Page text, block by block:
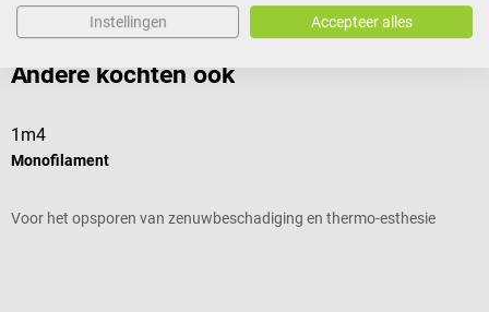
Andere kochten ook
1m4
Monofilament
Voor het opsporen van zenuwbeschadiging en thermo-esthesie
Instellingen Accepteer alles